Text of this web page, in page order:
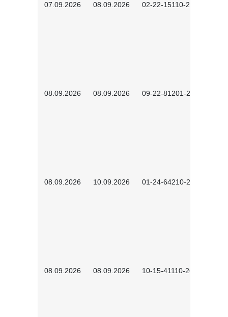
07.09.2026 08.09.2026 02-22-15110-2502
08.09.2026 08.09.2026 09-22-81201-2608
08.09.2026 10.09.2026 01-24-64210-2602
08.09.2026 08.09.2026 10-15-41110-2602